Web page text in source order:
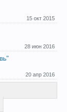
15 окт 2015
28 июн 2016
20 апр 2016